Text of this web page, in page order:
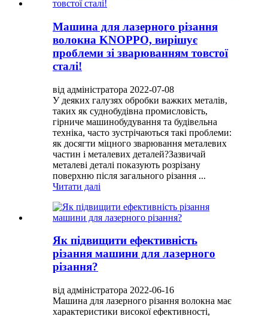
Машина для лазерного різання
волокна KNOPPO, вирішує
проблеми зі зварюванням товстої
сталі!
від адміністратора 2022-07-08
У деяких галузях обробки важких металів,
таких як суднобудівна промисловість,
гірниче машинобудування та будівельна
техніка, часто зустрічаються такі проблеми:
як досягти міцного зварювання металевих
частин і металевих деталей?Зазвичай
металеві деталі показують розрізану
поверхню після загального різання ...
Читати далі
Як підвищити ефективність
різання машини для лазерного
різання?
від адміністратора 2022-06-16
Машина для лазерного різання волокна має
характеристики високої ефективності,